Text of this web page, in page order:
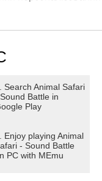
Search Animal Safari
Battle in
Play
Enjoy playing Animal
- Sound Battle
PC with MEmu